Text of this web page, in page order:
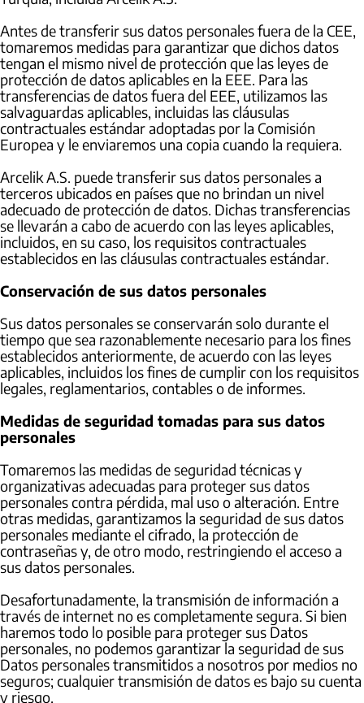
Antes de transferir sus datos personales fuera de la CEE,
tomaremos medidas para garantizar que dichos datos
tengan el mismo nivel de protección que las leyes de
protección de datos aplicables en la EEE. Para las
transferencias de datos fuera del EEE, utilizamos las
salvaguardas aplicables, incluidas las cláusulas
contractuales estándar adoptadas por la Comisión
Europea y le enviaremos una copia cuando la requiera.
Arcelik A.S. puede transferir sus datos personales a
terceros ubicados en países que no brindan un nivel
adecuado de protección de datos. Dichas transferencias
se llevarán a cabo de acuerdo con las leyes aplicables,
incluidos, en su caso, los requisitos contractuales
establecidos en las cláusulas contractuales estándar.
Conservación de sus datos personales
Sus datos personales se conservarán solo durante el
tiempo que sea razonablemente necesario para los fines
establecidos anteriormente, de acuerdo con las leyes
aplicables, incluidos los fines de cumplir con los requisitos
legales, reglamentarios, contables o de informes.
Medidas de seguridad tomadas para sus datos
personales
Tomaremos las medidas de seguridad técnicas y
organizativas adecuadas para proteger sus datos
personales contra pérdida, mal uso o alteración. Entre
otras medidas, garantizamos la seguridad de sus datos
personales mediante el cifrado, la protección de
contraseñas y, de otro modo, restringiendo el acceso a
sus datos personales.
Desafortunadamente, la transmisión de información a
través de internet no es completamente segura. Si bien
haremos todo lo posible para proteger sus Datos
personales, no podemos garantizar la seguridad de sus
Datos personales transmitidos a nosotros por medios no
seguros; cualquier transmisión de datos es bajo su cuenta
y riesgo.